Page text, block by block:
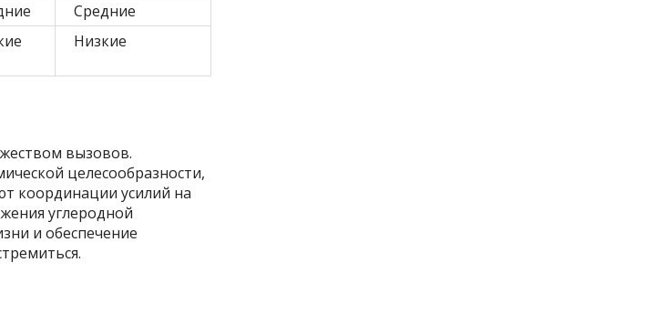
Средние
Низкие
вызовов.
целесообразности,
координации усилий на
углеродной
и обеспечение